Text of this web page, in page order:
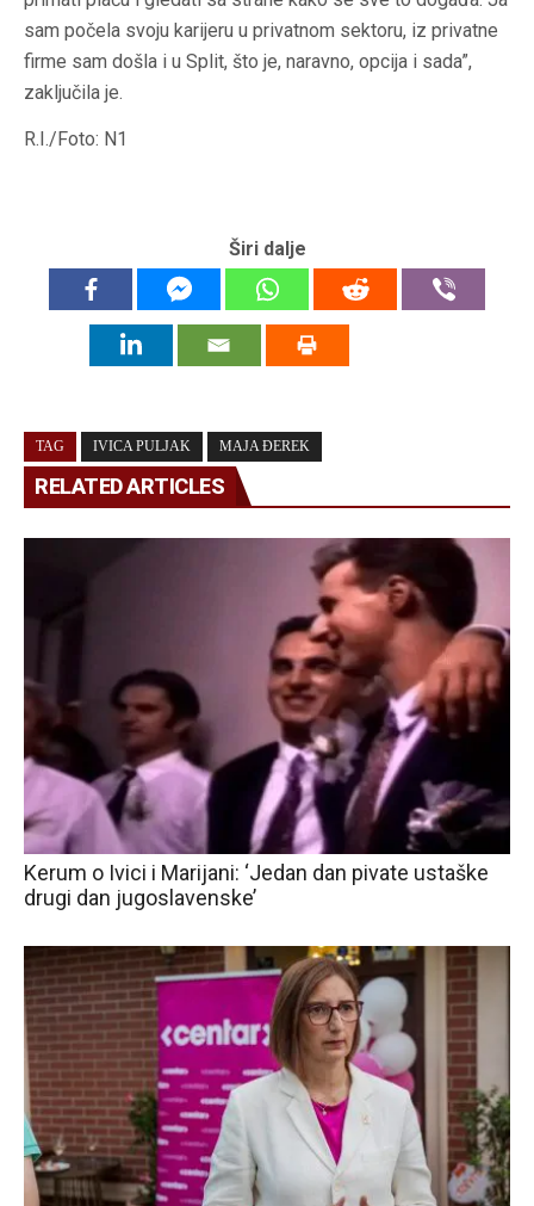
sam počela svoju karijeru u privatnom sektoru, iz privatne
firme sam došla i u Split, što je, naravno, opcija i sada”,
zaključila je.
R.I./Foto: N1
Širi dalje
TAG IVICA PULJAK MAJA ĐEREK
RELATED ARTICLES
Kerum o Ivici i Marijani: ‘Jedan dan pivate ustaške
drugi dan jugoslavenske’